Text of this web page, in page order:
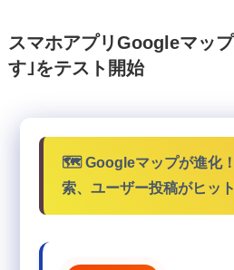
スマホアプリGoogleマッ
す｣をテスト開始
🗺️ Googleマップが進化
索、ユーザー投稿がヒット